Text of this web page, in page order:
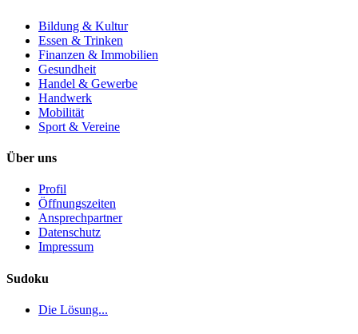
Bildung & Kultur
Essen & Trinken
Finanzen & Immobilien
Gesundheit
Handel & Gewerbe
Handwerk
Mobilität
Sport & Vereine
Über uns
Profil
Öffnungszeiten
Ansprechpartner
Datenschutz
Impressum
Sudoku
Die Lösung...